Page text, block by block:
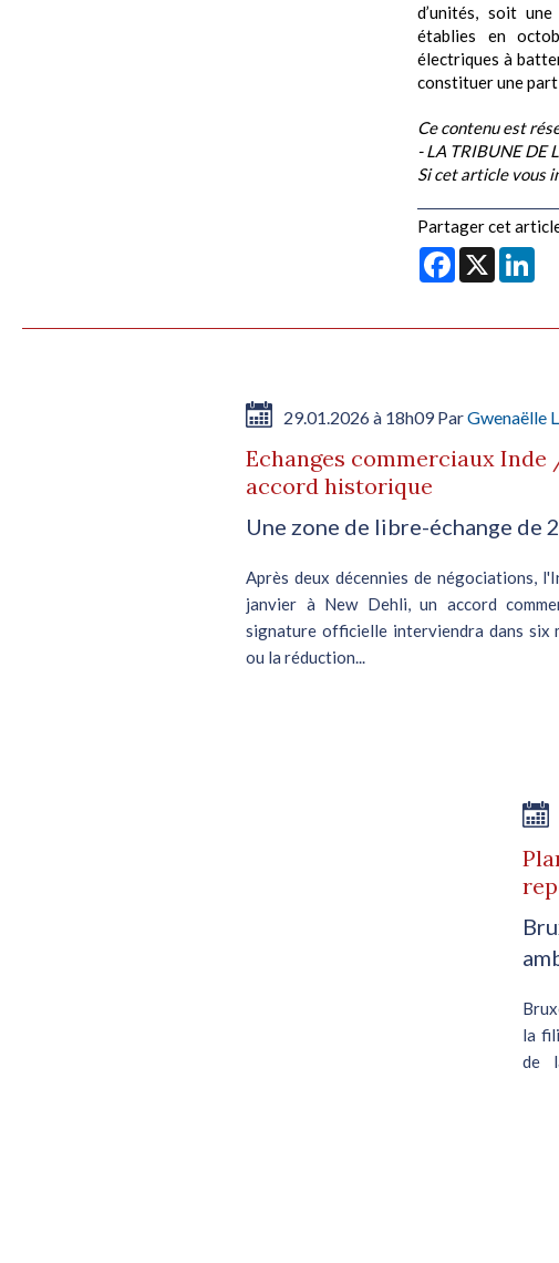
d’unités, soit
établies en
électriques à
constituer une part
Ce contenu est
- LA TRIBUNE DE
Si cet article vous
Partager cet
Facebook
X
29.01.2026 à 18h09 ParGwenaëlle
Echanges commerciaux
accord historique
Une zone de libre-échange de
Après deux décennies de négociations,
janvier à New Dehli, un accord
signature officielle interviendra dans six
ou la réduction...
la
de